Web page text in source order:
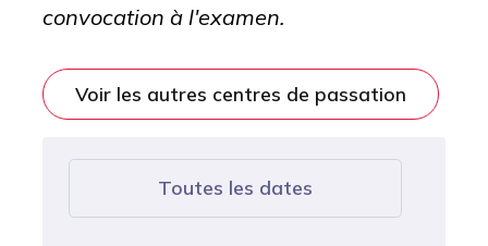
convocation à l'examen.
Voir les autres centres de passation
Toutes les dates